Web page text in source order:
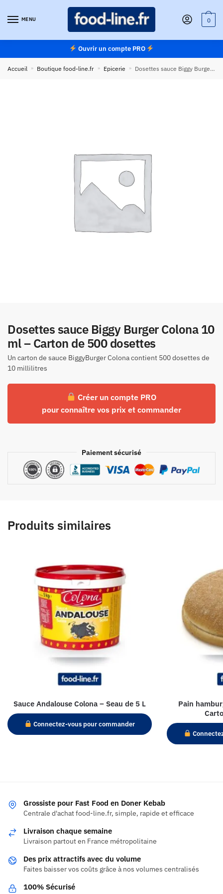
MENU 0
Ouvrir un compte PRO
Accueil » Boutique food-line.fr » Epicerie » Dosettes sauce Biggy Burger Colona 10 ml – Carton de 500 dosettes
Dosettes sauce Biggy Burger Colona 10
ml – Carton de 500 dosettes
Un carton de sauce BiggyBurger Colona contient 500 dosettes de
10 millilitres
Créer un compte PRO
pour connaître vos prix et commander
Paiement sécurisé
Produits similaires
Sauce Andalouse Colona – Seau de 5 L
Connectez-vous pour commander
Pain
Grossiste pour Fast Food en Doner Kebab
Centrale d'achat food-line.fr, simple, rapide et efficace
Livraison chaque semaine
Livraison partout en France métropolitaine
Des prix attractifs avec du volume
Faites baisser vos coûts grâce à nos volumes centralisés
100% Sécurisé